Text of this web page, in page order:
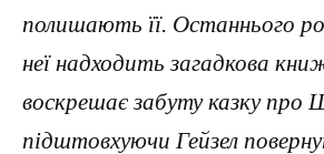
полишають її. Останнього
неї надходить загадкова
воскрешає забуту казку про
підштовхуючи Гейзел